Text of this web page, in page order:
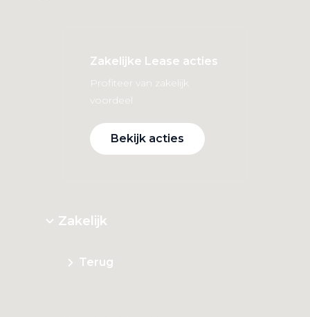
Zakelijke Lease acties
Profiteer van zakelijk
voordeel
Bekijk acties
Zakelijk
Terug